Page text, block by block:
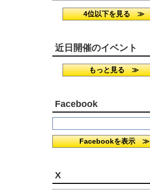
4位以下を見る ≫
近日開催のイベント
もっと見る ≫
Facebook
Facebookを表示 ≫
X